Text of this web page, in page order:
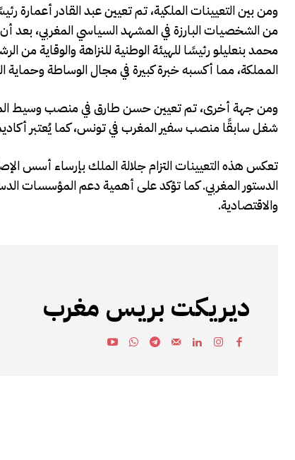
ومن بين التعيينات الملكية، تم تعيين عبد القادر
من الشخصيات البارزة في المشهد السياسي المغربي، بعد
محمد بنعليلو رئيسًا للهيئة الوطنية للنزاهة والوقاية
المملكة، مما أكسبه خبرة كبيرة في مجال الوساطة وحماية
ومن جهة أخرى، تم تعيين حسن طارق في منصب وسيط
شغل سابقًا منصب سفير المغرب في تونس، كما يُعتبر
تعكس هذه التعيينات التزام جلالة الملك بإرساء أسس
الدستور المغربي. كما تؤكد على أهمية دعم المؤسسات
والاقتصادية.
ديريكت بريس مغرب